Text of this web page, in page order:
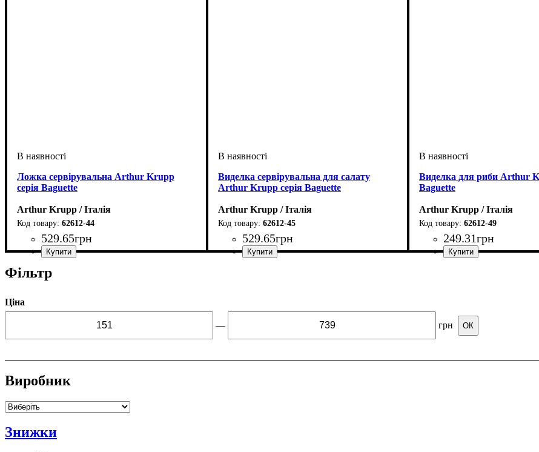
Ложка сервірувальна Arthur Krupp
серія Baguette
Arthur Krupp / Італія
62612-44
529.65грн
Виделка сервірувальна для салату
Arthur Krupp серія Baguette
Arthur Krupp / Італія
62612-45
529.65грн
Виделка для риби Arthur
Baguette
Arthur Krupp / Італія
62612-49
249.31грн
Фільтр
Ціна
— грн ОК
Виробник
Знижки